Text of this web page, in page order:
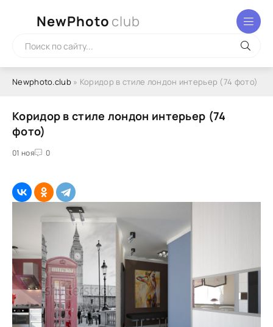
NewPhoto club
Newphoto.club» Коридор в стиле лондон интерьер (74 фото)
Коридор в стиле лондон интерьер (74
фото)
01 ноя 0